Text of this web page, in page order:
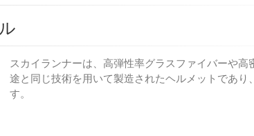
スカイランナーは、高弾性率グラスファイバーや高
途と同じ技術を用いて製造されたヘルメットであり
す。